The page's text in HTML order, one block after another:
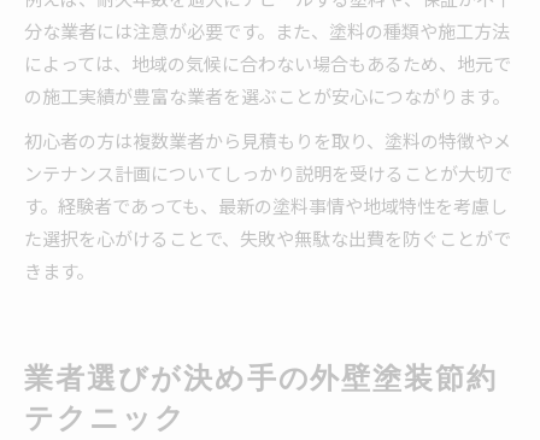
分な業者には注意が必要です。また、塗料の種類や施工方法
によっては、地域の気候に合わない場合もあるため、地元で
の施工実績が豊富な業者を選ぶことが安心につながります。
初心者の方は複数業者から見積もりを取り、塗料の特徴やメ
ンテナンス計画についてしっかり説明を受けることが大切で
す。経験者であっても、最新の塗料事情や地域特性を考慮し
た選択を心がけることで、失敗や無駄な出費を防ぐことがで
きます。
業者選びが決め手の外壁塗装節約
テクニック